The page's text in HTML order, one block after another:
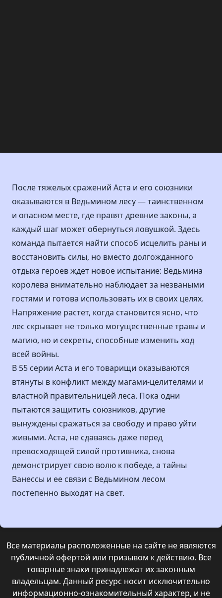
После тяжелых сражений Аста и его союзники
оказываются в Ведьмином лесу — таинственном
и опасном месте, где правят древние законы, а
каждый шаг может обернуться ловушкой. Здесь
команда пытается найти способ исцелить раны и
восстановить силы, но вместо долгожданного
отдыха героев ждет новое испытание: Ведьмина
королева внимательно наблюдает за незваными
гостями и готова использовать их в своих целях.
Напряжение растет, когда становится ясно, что
лес скрывает не только могущественные травы и
магию, но и секреты, способные изменить ход
всей войны.
В 55 серии Аста и его товарищи оказываются
втянуты в конфликт между магами-целителями и
властной правительницей леса. Пока одни
пытаются защитить союзников, другие
вынуждены сражаться за свободу и право уйти
живыми. Аста, не сдаваясь даже перед
превосходящей силой противника, снова
демонстрирует свою волю к победе, а тайны
Ванессы и ее связи с Ведьмином лесом
постепенно выходят на свет.
Все материалы расположенные на сайте не являются
публичной офертой или призывом к действию. Все
товарные знаки принадлежат их законным
владельцам. Данный ресурс носит исключительно
информационно-ознакомительный характер, и не